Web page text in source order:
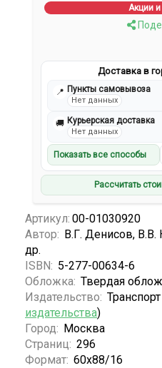
Акции
Доставка в
📍 Пункты самовывоза
Нет данных
🚚 Курьерская доставка
Нет данных
Показать все способы
Рассчитать
Артикул: 00-01030920
Автор: В.Г. Денисов,
др.
ISBN: 5-277-00634-6
Обложка: Твердая
Издательство: Транспорт
издательства)
Город: Москва
Страниц: 296
Формат: 60х88/16